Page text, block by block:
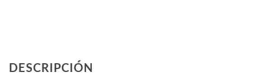
DESCRIPCIÓN